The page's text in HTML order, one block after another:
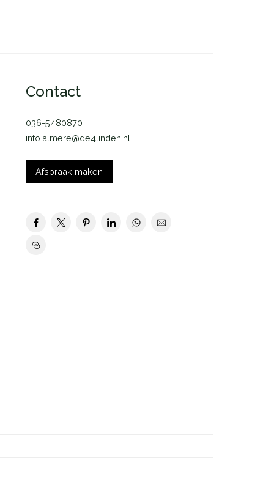
Contact
036-5480870
info.almere@de4linden.nl
Afspraak maken